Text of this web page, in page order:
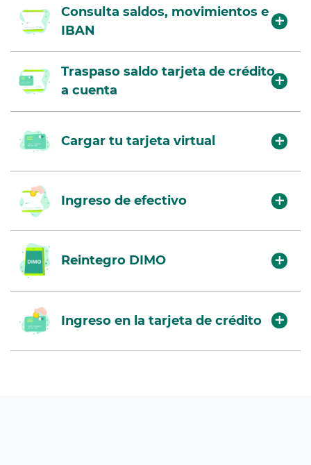
Consulta saldos, movimientos e
IBAN
Traspaso saldo tarjeta de crédito
a cuenta
Cargar tu tarjeta virtual
Ingreso de efectivo
Reintegro DIMO
Ingreso en la tarjeta de crédito
Alta de Pago por móvil a través
Alta de Pago por móvil a través